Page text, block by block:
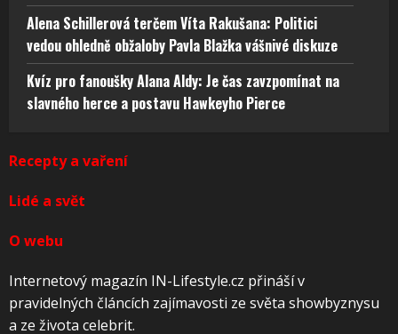
Alena Schillerová terčem Víta Rakušana: Politici
vedou ohledně obžaloby Pavla Blažka vášnivé diskuze
Kvíz pro fanoušky Alana Aldy: Je čas zavzpomínat na
slavného herce a postavu Hawkeyho Pierce
Recepty a vaření
Lidé a svět
O webu
Internetový magazín IN-Lifestyle.cz přináší v
pravidelných článcích zajímavosti ze světa showbyznysu
a ze života celebrit.